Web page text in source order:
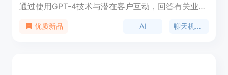
通过使用GPT-4技术与潜在客户互动，回答有关业务
用户可以选择现成的模板来快速构建自己的聊天机器
优质新品 AI 聊天机器人